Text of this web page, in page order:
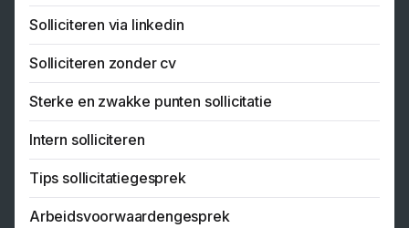
Solliciteren via linkedin
Solliciteren zonder cv
Sterke en zwakke punten sollicitatie
Intern solliciteren
Tips sollicitatiegesprek
Arbeidsvoorwaardengesprek